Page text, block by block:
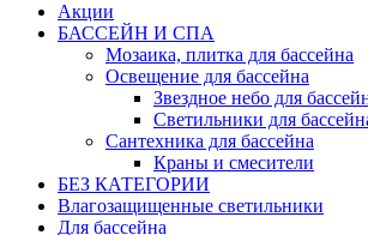
Акции
БАССЕЙН И СПА
Мозаика, плитка для бассейна
Освещение для бассейна
Звездное небо для
Светильники для
Сантехника для бассейна
Краны и смесители
БЕЗ КАТЕГОРИИ
Влагозащищенные светильники
Для бассейна